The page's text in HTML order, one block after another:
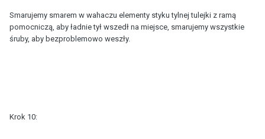
Smarujemy smarem w wahaczu elementy styku tylnej tulejki z ramą
pomocniczą, aby ładnie tył wszedł na miejsce, smarujemy wszystkie
śruby, aby bezproblemowo weszły.
Krok 10: